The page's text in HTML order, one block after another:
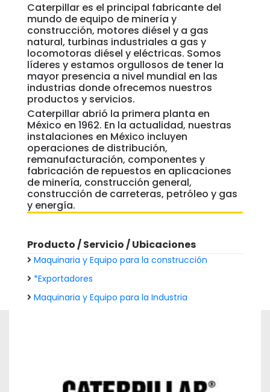
Caterpillar es el principal fabricante del
mundo de equipo de minería y
construcción, motores diésel y a gas
natural, turbinas industriales a gas y
locomotoras diésel y eléctricas. Somos
líderes y estamos orgullosos de tener la
mayor presencia a nivel mundial en las
industrias donde ofrecemos nuestros
productos y servicios.
Caterpillar abrió la primera planta en
México en 1962. En la actualidad, nuestras
instalaciones en México incluyen
operaciones de distribución,
remanufacturación, componentes y
fabricación de repuestos en aplicaciones
de minería, construcción general,
construcción de carreteras, petróleo y gas
y energía.
Producto / Servicio / Ubicaciones
Maquinaria y Equipo para la construcción
*Exportadores
Maquinaria y Equipo para la Industria